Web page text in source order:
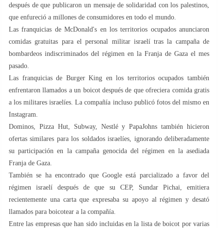
después de que publicaron un mensaje de solidaridad con los palestinos,
que enfureció a millones de consumidores en todo el mundo.
Las franquicias de McDonald's en los territorios ocupados anunciaron
comidas gratuitas para el personal militar israelí tras la campaña de
bombardeos indiscriminados del régimen en la Franja de Gaza el mes
pasado.
Las franquicias de Burger King en los territorios ocupados también
enfrentaron llamados a un boicot después de que ofreciera comida gratis
a los militares israelíes. La compañía incluso publicó fotos del mismo en
Instagram.
Dominos, Pizza Hut, Subway, Nestlé y PapaJohns también hicieron
ofertas similares para los soldados israelíes, ignorando deliberadamente
su participación en la campaña genocida del régimen en la asediada
Franja de Gaza.
También se ha encontrado que Google está parcializado a favor del
régimen israelí después de que su CEP, Sundar Pichai, emitiera
recientemente una carta que expresaba su apoyo al régimen y desató
llamados para boicotear a la compañía.
Entre las empresas que han sido incluidas en la lista de boicot por varias